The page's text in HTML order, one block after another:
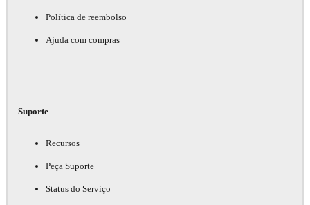
Política de reembolso
Ajuda com compras
Suporte
Recursos
Peça Suporte
Status do Serviço